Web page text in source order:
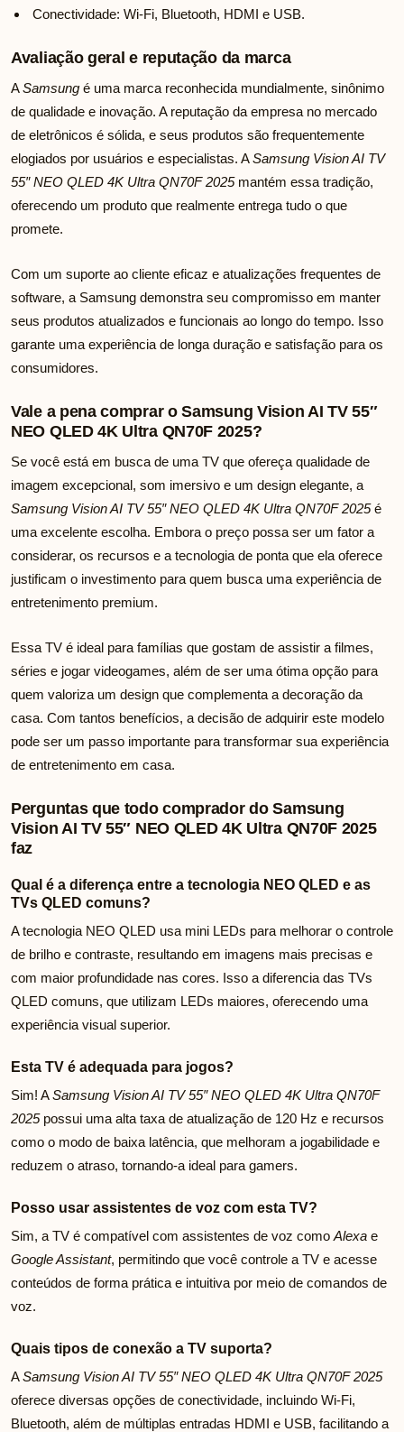
Conectividade: Wi-Fi, Bluetooth, HDMI e USB.
Avaliação geral e reputação da marca
ASamsung é uma marca reconhecida mundialmente, sinônimo
de qualidade e inovação. A reputação da empresa no mercado
de eletrônicos é sólida, e seus produtos são frequentemente
elogiados por usuários e especialistas. ASamsung Vision AI TV
55″ NEO QLED 4K Ultra QN70F 2025mantém essa tradição,
oferecendo um produto que realmente entrega tudo o que
promete.
Com um suporte ao cliente eficaz e atualizações frequentes de
software, a Samsung demonstra seu compromisso em manter
seus produtos atualizados e funcionais ao longo do tempo. Isso
garante uma experiência de longa duração e satisfação para os
consumidores.
Vale a pena comprar o Samsung Vision AI TV 55″
NEO QLED 4K Ultra QN70F 2025?
Se você está em busca de uma TV que ofereça qualidade de
imagem excepcional, som imersivo e um design elegante, a
Samsung Vision AI TV 55″ NEO QLED 4K Ultra QN70F 2025é
uma excelente escolha. Embora o preço possa ser um fator a
considerar, os recursos e a tecnologia de ponta que ela oferece
justificam o investimento para quem busca uma experiência de
entretenimento premium.
Essa TV é ideal para famílias que gostam de assistir a filmes,
séries e jogar videogames, além de ser uma ótima opção para
quem valoriza um design que complementa a decoração da
casa. Com tantos benefícios, a decisão de adquirir este modelo
pode ser um passo importante para transformar sua experiência
de entretenimento em casa.
Perguntas que todo comprador do Samsung
Vision AI TV 55″ NEO QLED 4K Ultra QN70F 2025
faz
Qual é a diferença entre a tecnologia NEO QLED e as
TVs QLED comuns?
A tecnologia NEO QLED usa mini LEDs para melhorar o controle
de brilho e contraste, resultando em imagens mais precisas e
com maior profundidade nas cores. Isso a diferencia das TVs
QLED comuns, que utilizam LEDs maiores, oferecendo uma
experiência visual superior.
Esta TV é adequada para jogos?
Sim! ASamsung Vision AI TV 55″ NEO QLED 4K Ultra QN70F
2025possui uma alta taxa de atualização de 120 Hz e recursos
como o modo de baixa latência, que melhoram a jogabilidade e
reduzem o atraso, tornando-a ideal para gamers.
Posso usar assistentes de voz com esta TV?
Sim, a TV é compatível com assistentes de voz como Alexa e
Google Assistant, permitindo que você controle a TV e acesse
conteúdos de forma prática e intuitiva por meio de comandos de
voz.
Quais tipos de conexão a TV suporta?
ASamsung Vision AI TV 55″ NEO QLED 4K Ultra QN70F 2025
oferece diversas opções de conectividade, incluindo Wi-Fi,
Bluetooth, além de múltiplas entradas HDMI e USB, facilitando a